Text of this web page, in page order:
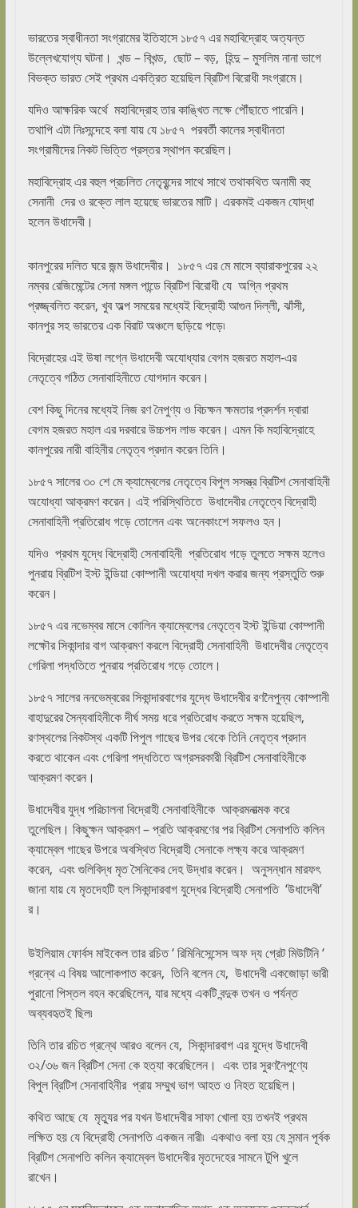
ভারতের স্বাধীনতা সংগ্রামের ইতিহাসে ১৮৫৭ এর মহাবিদ্রোহ অত্যন্ত
উল্লেখযোগ্য ঘটনা। খন্ড – বিখন্ড, ছোট – বড়, হিন্দু – মুসলিম নানা ভাগে
বিভক্ত ভারত সেই প্রথম একত্রিত হয়েছিল ব্রিটিশ বিরোধী সংগ্রামে।
যদিও আক্ষরিক অর্থে মহাবিদ্রোহ তার কাঙ্খিত লক্ষে পৌঁছাতে পারেনি।
তথাপি এটা নিঃসন্দেহে বলা যায় যে ১৮৫৭ পরবর্তী কালের স্বাধীনতা
সংগ্রামীদের নিকট ভিত্তি প্রস্তর স্থাপন করেছিল।
মহাবিদ্রোহ এর বহুল প্রচলিত নেতৃবৃন্দের সাথে সাথে তথাকথিত অনামী বহু
সেনানী দের ও রক্তে লাল হয়েছে ভারতের মাটি। এরকমই একজন যোদ্ধা
হলেন উধাদেবী।
কানপুরের দলিত ঘরে জন্ম উধাদেবীর। ১৮৫৭ এর মে মাসে ব্যারাকপুরের ২২
নম্বর রেজিমেন্টের সেনা মঙ্গল পান্ডে ব্রিটিশ বিরোধী যে অগ্নি প্রথম
প্রজ্জ্বলিত করেন, খুব অল্প সময়ের মধ্যেই বিদ্রোহী আগুন দিল্লী, ঝাঁসী,
কানপুর সহ ভারতের এক বিরাট অঞ্চলে ছড়িয়ে পড়ে৷
বিদ্রোহের এই উষা লগ্নে উধাদেবী অযোধ্যার বেগম হজরত মহাল-এর
নেতৃত্বে গঠিত সেনাবাহিনীতে যোগদান করেন।
বেশ কিছু দিনের মধ্যেই নিজ রণ নৈপুণ্য ও বিচক্ষন ক্ষমতার প্রদর্শন দ্বারা
বেগম হজরত মহাল এর দরবারে উচ্চপদ লাভ করেন। এমন কি মহাবিদ্রোহে
কানপুরের নারী বাহিনীর নেতৃত্ব প্রদান করেন তিনি।
১৮৫৭ সালের ৩০ শে মে ক্যাম্বেলের নেতৃত্বে বিপুল সসস্ত্র ব্রিটিশ সেনাবাহিনী
অযোধ্যা আক্রমণ করেন। এই পরিস্থিতিতে উধাদেবীর নেতৃত্বে বিদ্রোহী
সেনাবাহিনী প্রতিরোধ গড়ে তোলেন এবং অনেকাংশে সফলও হন।
যদিও প্রথম যুদ্ধে বিদ্রোহী সেনাবাহিনী প্রতিরোধ গড়ে তুলতে সক্ষম হলেও
পুনরায় ব্রিটিশ ইস্ট ইন্ডিয়া কোম্পানী অযোধ্যা দখল করার জন্য প্রস্তুতি শুরু
করেন।
১৮৫৭ এর নভেম্বর মাসে কোলিন ক্যাম্বেলের নেতৃত্বে ইস্ট ইন্ডিয়া কোম্পানী
লক্ষৌর সিকান্দার বাগ আক্রমণ করলে বিদ্রোহী সেনাবাহিনী উধাদেবীর নেতৃত্বে
গেরিলা পদ্ধতিতে পুনরায় প্রতিরোধ গড়ে তোলে।
১৮৫৭ সালের ননভেম্বরের সিকান্দারবাগের যুদ্ধে উধাদেবীর রণনৈপুন্য কোম্পানী
বাহাদুরের সৈন্যবাহিনীকে দীর্ঘ সময় ধরে প্রতিরোধ করতে সক্ষম হয়েছিল,
রণস্থলের নিকটস্থ একটি পিপুল গাছের উপর থেকে তিনি নেতৃত্ব প্রদান
করতে থাকেন এবং গেরিলা পদ্ধতিতে অগ্রসরকারী ব্রিটিশ সেনাবাহিনীকে
আক্রমণ করেন।
উধাদেবীর যুদ্ধ পরিচালনা বিদ্রোহী সেনাবাহিনীকে আক্রমনাত্মক করে
তুলেছিল। কিছুক্ষন আক্রমণ – প্রতি আক্রমণের পর ব্রিটিশ সেনাপতি কলিন
ক্যাম্বেল গাছের উপরে অবস্থিত বিদ্রোহী সেনাকে লক্ষ্য করে আক্রমণ
করেন, এবং গুলিবিদ্ধ মৃত সৈনিকের দেহ উদ্ধার করেন। অনুসন্ধান মারফৎ
জানা যায় যে মৃতদেহটি হল সিকান্দারবাগ যুদ্ধের বিদ্রোহী সেনাপতি ‘উধাদেবী’
র।
উইলিয়াম ফোর্বস মাইকেল তার রচিত ‘ রিমিনিসেন্সেস অফ দ্য গ্রেট মিউটিনি ‘
গ্রন্থে এ বিষয় আলোকপাত করেন, তিনি বলেন যে, উধাদেবী একজোড়া ভারী
পুরানো পিস্তল বহন করেছিলেন, যার মধ্যে একটি বন্দুক তখন ও পর্যন্ত
অব্যবহৃতই ছিল৷
তিনি তার রচিত গ্রন্থে আরও বলেন যে, সিকান্দারবাগ এর যুদ্ধে উধাদেবী
৩২/৩৬ জন ব্রিটিশ সেনা কে হত্যা করেছিলেন। এবং তার সুরণনৈপুণ্যে
বিপুল ব্রিটিশ সেনাবাহিনীর প্রায় সম্মুখ ভাগ আহত ও নিহত হয়েছিল।
কথিত আছে যে মৃত্যুর পর যখন উধাদেবীর সাফা খোলা হয় তখনই প্রথম
লক্ষিত হয় যে বিদ্রোহী সেনাপতি একজন নারী৷ একথাও বলা হয় যে সন্মান পূর্বক
ব্রিটিশ সেনাপতি কলিন ক্যাম্বেল উধাদেবীর মৃতদেহের সামনে টুপি খুলে
রাখেন।